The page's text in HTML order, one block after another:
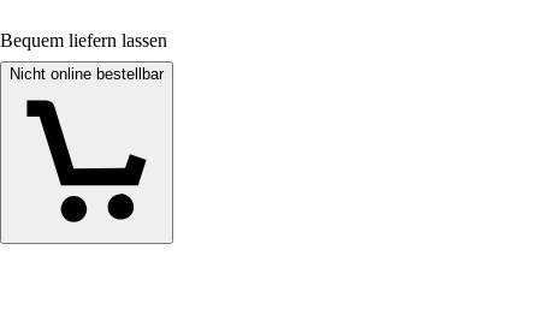
Bequem liefern lassen
Nicht online bestellbar